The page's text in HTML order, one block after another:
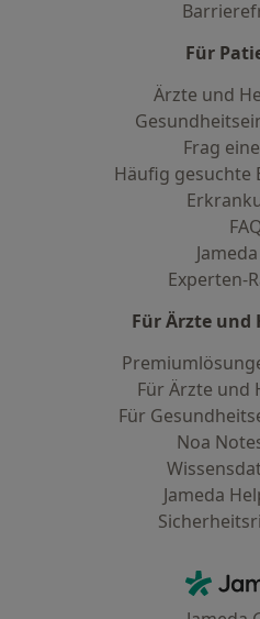
Für
Ärzte und
Frag
Häufig gesuchte
Experten-
Für Ärzte und
Für Ärzte und
Für
Noa
Jameda